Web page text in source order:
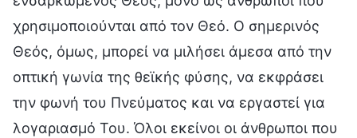
χρησιμοποιούνται από τον Θεό. Ο σημερινός
Θεός, όμως, μπορεί να μιλήσει άμεσα από την
οπτική γωνία της θεϊκής φύσης, να εκφράσει
την φωνή του Πνεύματος και να εργαστεί για
λογαριασμό Του. Όλοι εκείνοι οι άνθρωποι που